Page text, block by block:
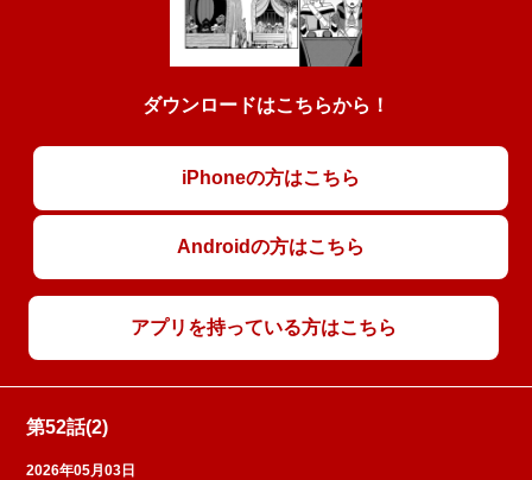
ダウンロードはこちらから！
iPhoneの方はこちら
Androidの方はこちら
アプリを持っている方はこちら
第52話(2)
2026年05月03日